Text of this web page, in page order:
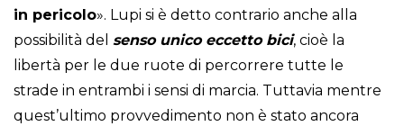
in pericolo». Lupi si è detto contrario anche alla
possibilità del senso unico eccetto bici, cioè la
libertà per le due ruote di percorrere tutte le
strade in entrambi i sensi di marcia. Tuttavia mentre
quest’ultimo provvedimento non è stato ancora